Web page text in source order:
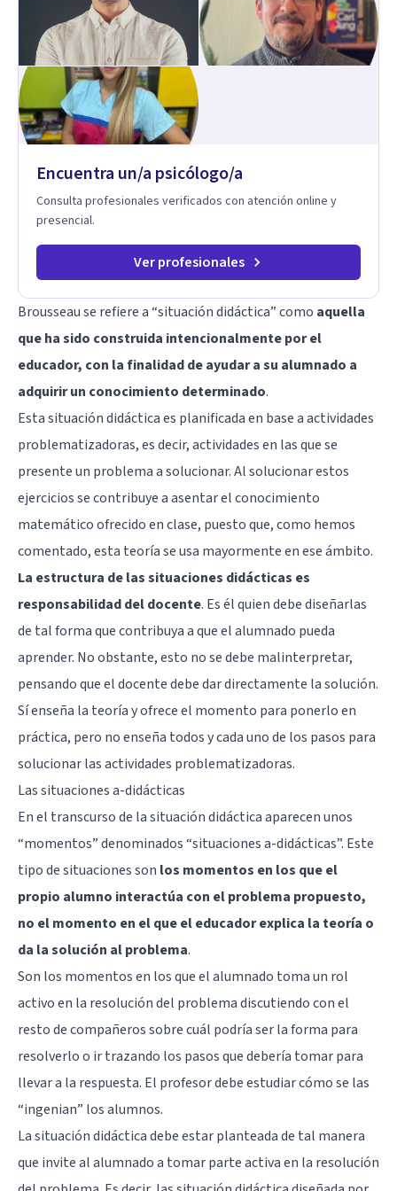
contigo, con las demás personas y con tu entorno. Además
de mi formación en psicoterapia, cuento con especialización
en sexoterapia, por lo que también acompaño temas de salud
sexual, terapia de pareja, diversidad sexual y de género,
dificultades en el deseo, intimidad, orientación o identidad.
Busco que el espacio terapéutico sea un lugar donde puedas
hablar de estos temas sin juicios, con respeto y libertad.
Trabajo con objetivos claros y realistas, sin fórmulas rígidas:
sobre tu vida diaria.
Encuentra un/a psicólogo/a
Consulta profesionales verificados con atención online y
presencial.
Ver profesionales
Brousseau se refiere a “situación didáctica” como aquella
que ha sido construida intencionalmente por el
educador, con la finalidad de ayudar a su alumnado a
adquirir un conocimiento determinado.
Esta situación didáctica es planificada en base a actividades
problematizadoras, es decir, actividades en las que se
presente un problema a solucionar. Al solucionar estos
ejercicios se contribuye a asentar el conocimiento
matemático ofrecido en clase, puesto que, como hemos
comentado, esta teoría se usa mayormente en ese ámbito.
La estructura de las situaciones didácticas es
responsabilidad del docente. Es él quien debe diseñarlas
de tal forma que contribuya a que el alumnado pueda
aprender. No obstante, esto no se debe malinterpretar,
pensando que el docente debe dar directamente la solución.
Sí enseña la teoría y ofrece el momento para ponerlo en
práctica, pero no enseña todos y cada uno de los pasos para
solucionar las actividades problematizadoras.
Las situaciones a-didácticas
En el transcurso de la situación didáctica aparecen unos
“momentos” denominados “situaciones a-didácticas”. Este
tipo de situaciones son los momentos en los que el
propio alumno interactúa con el problema propuesto,
no el momento en el que el educador explica la teoría o
da la solución al problema.
Son los momentos en los que el alumnado toma un rol
activo en la resolución del problema discutiendo con el
resto de compañeros sobre cuál podría ser la forma para
resolverlo o ir trazando los pasos que debería tomar para
llevar a la respuesta. El profesor debe estudiar cómo se las
“ingenian” los alumnos.
La situación didáctica debe estar planteada de tal manera
que invite al alumnado a tomar parte activa en la resolución